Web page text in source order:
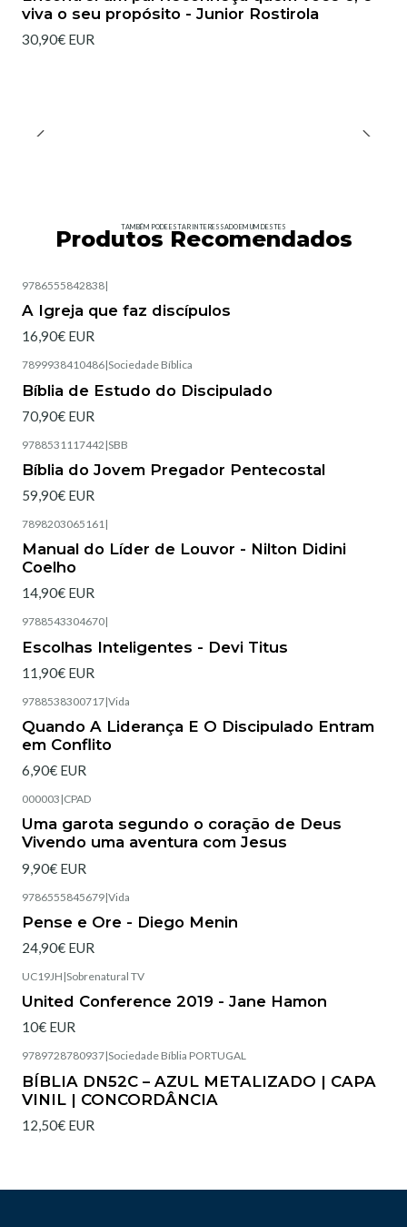
viva o seu propósito - Junior Rostirola
30,90€ EUR
TAMBÉM PODE ESTAR INTERESSADO EM UM DESTES
Produtos Recomendados
9786555842838|
A Igreja que faz discípulos
16,90€ EUR
7899938410486|Sociedade Bíblica
Bíblia de Estudo do Discipulado
70,90€ EUR
9788531117442 |SBB
Bíblia do Jovem Pregador Pentecostal
59,90€ EUR
7898203065161|
Manual do Líder de Louvor - Nilton Didini
Coelho
14,90€ EUR
9788543304670|
Escolhas Inteligentes - Devi Titus
11,90€ EUR
9788538300717|Vida
Quando A Liderança E O Discipulado Entram
em Conflito
6,90€ EUR
000003 |CPAD
Uma garota segundo o coração de Deus
Vivendo uma aventura com Jesus
9,90€ EUR
9786555845679|Vida
Pense e Ore - Diego Menin
24,90€ EUR
UC19JH |Sobrenatural TV
United Conference 2019 - Jane Hamon
10€ EUR
9789728780937|Sociedade Bíblia PORTUGAL
BÍBLIA DN52C – AZUL METALIZADO | CAPA
VINIL | CONCORDÂNCIA
12,50€ EUR